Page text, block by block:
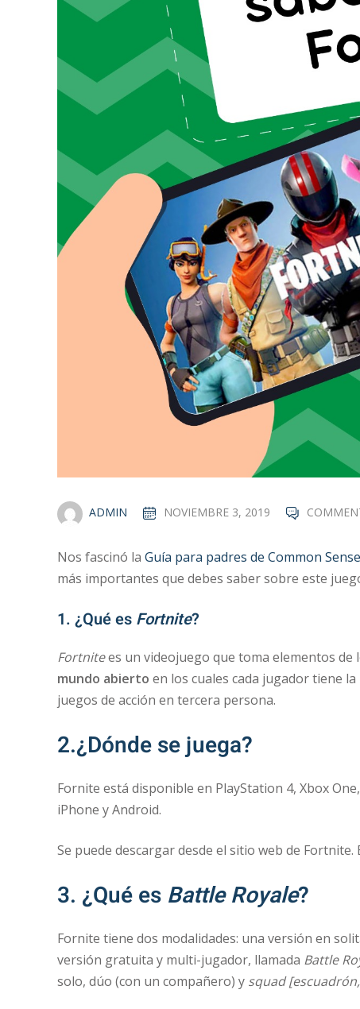
ADMIN NOVIEMBRE 3, 2019
Nos fascinó la Guía para padres de Common
más importantes que debes saber sobre este
1. ¿Qué es Fortnite?
Fortnitees un videojuego que toma elementos de
mundo abierto en los cuales cada jugador tiene
juegos de acción en tercera persona.
2.¿Dónde se juega?
Fornite está disponible en PlayStation 4, Xbox
iPhone y Android.
Se puede descargar desde el sitio web de
3. ¿Qué es Battle Royale?
Fornite tiene dos modalidades: una versión en
versión gratuita y multi-jugador, llamada Battle
solo, dúo (con un compañero) y squad